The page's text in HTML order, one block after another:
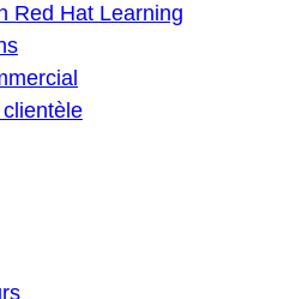
Red Hat Learning